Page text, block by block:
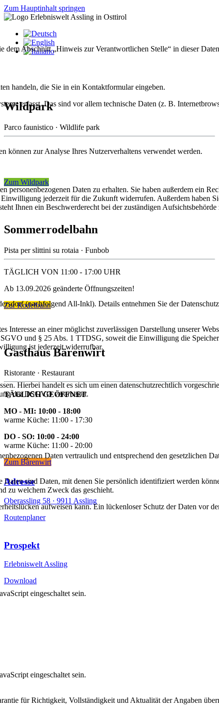
Zum Hauptinhalt springen
Wildpark
Parco faunistico · Wildlife park
TÄGLICH 09:00 -18:00 UHR
Zum Wildpark
Sommerrodelbahn
Pista per slittini su rotaia · Funbob
TÄGLICH VON 11:00 - 17:00 UHR
Ab 13.09.2026 geänderte Öffnungszeiten!
Zur Rodelbahn
Gasthaus Bärenwirt
Ristorante · Restaurant
TÄGLICH GEÖFFNET
MO - MI: 10:00 - 18:00
warme Küche: 11:00 - 17:30
DO - SO: 10:00 - 24:00
warme Küche: 11:00 - 20:00
Zum Bärenwirt
Adresse
Oberassling 58 · 9911 Assling
Routenplaner
Prospekt
Erlebniswelt Assling
Download
Impressum
eingeschaltet sein.
eingeschaltet sein.
für Richtigkeit, Vollständigkeit und Aktualität der Angaben
Abschnitt „Hinweis zur Verantwortlichen Stelle“ in dieser
handeln, die Sie in ein Kontaktformular eingeben.
erfasst. Das sind vor allem technische Daten (z. B.
können zur Analyse Ihres Nutzerverhaltens verwendet werden.
Daten zu erhalten. Sie haben außerdem ein
jederzeit für die Zukunft widerrufen. Außerdem haben
Ihnen ein Beschwerderecht bei der zuständigen Aufsichtsbehörde
(nachfolgend All-Inkl). Details entnehmen Sie der
an einer möglichst zuverlässigen Darstellung unserer
und § 25 Abs. 1 TTDSG, soweit die Einwilligung die
ist jederzeit widerrufbar.
Hierbei handelt es sich um einen datenschutzrechtlich
der DSGVO verarbeitet.
Daten vertraulich und entsprechend den gesetzlichen
Daten sind Daten, mit denen Sie persönlich identifiziert werden
zu welchem Zweck das geschieht.
aufweisen kann. Ein lückenloser Schutz der Daten vor